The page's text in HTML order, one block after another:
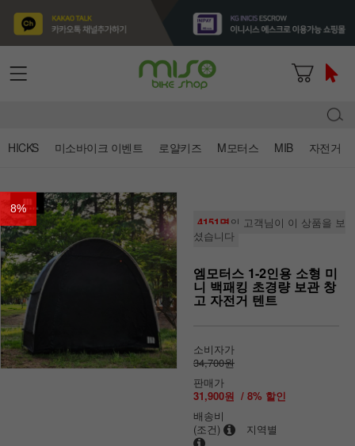
HICKS 미소바이크 이벤트 로얄키즈 M모터스 MIB 자전거
8%
4151명의 고객님이 이 상품을 보
셨습니다
엠모터스 1-2인용 소형 미
니 백패킹 초경량 보관 창
고 자전거 텐트
소비자가
34,700원
판매가
31,900원 / 8% 할인
배송비
(조건)
지역별